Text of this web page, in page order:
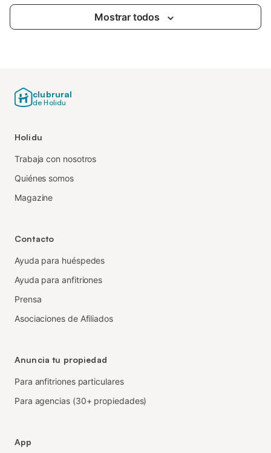
Mostrar todos
clubrural
de Holidu
Holidu
Trabaja con nosotros
Quiénes somos
Magazine
Contacto
Ayuda para huéspedes
Ayuda para anfitriones
Prensa
Asociaciones de Afiliados
Anuncia tu propiedad
Para anfitriones particulares
Para agencias (30+ propiedades)
App